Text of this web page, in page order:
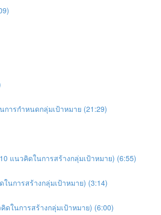
การกำหนดกลุ่มเป้าหมาย (21:29)
แนวคิดในการสร้างกลุ่มเป้าหมาย) (6:55)
นการสร้างกลุ่มเป้าหมาย) (3:14)
ดในการสร้างกลุ่มเป้าหมาย) (6:00)